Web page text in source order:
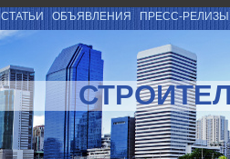
СТАТЬИ ОБЪЯВЛЕНИЯ ПРЕСС-